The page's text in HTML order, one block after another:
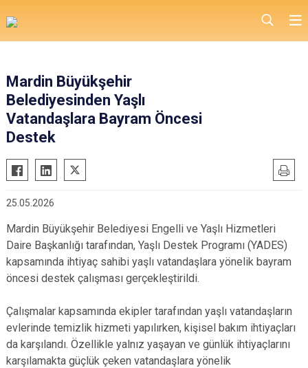
Mardin Büyükşehir
Belediyesinden Yaşlı
Vatandaşlara Bayram Öncesi
Destek
25.05.2026
Mardin Büyükşehir Belediyesi Engelli ve Yaşlı Hizmetleri
Daire Başkanlığı tarafından, Yaşlı Destek Programı (YADES)
kapsamında ihtiyaç sahibi yaşlı vatandaşlara yönelik bayram
öncesi destek çalışması gerçekleştirildi.
Çalışmalar kapsamında ekipler tarafından yaşlı vatandaşların
evlerinde temizlik hizmeti yapılırken, kişisel bakım ihtiyaçları
da karşılandı. Özellikle yalnız yaşayan ve günlük ihtiyaçlarını
karşılamakta güçlük çeken vatandaşlara yönelik